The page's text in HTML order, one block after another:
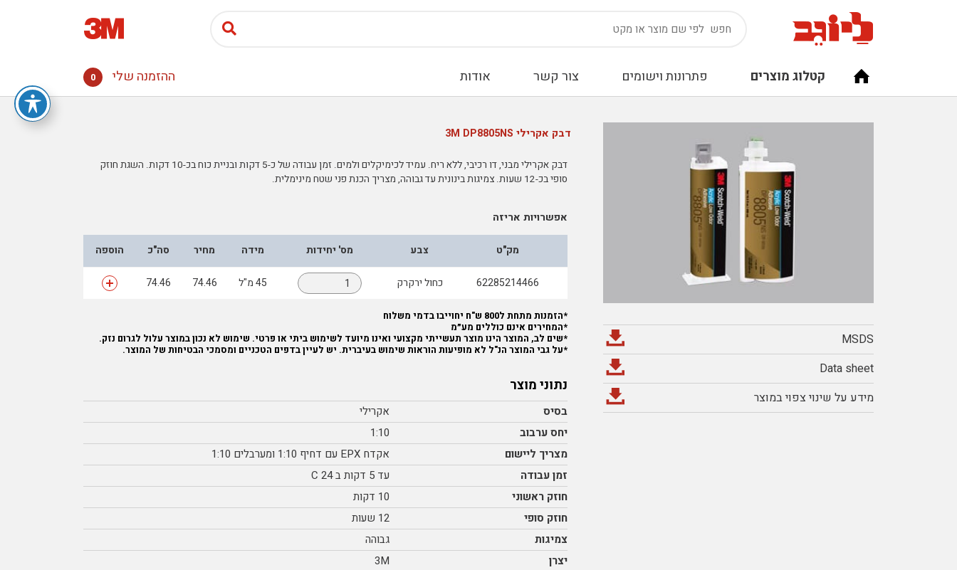
קטלוג מוצרים פתרונות וישומים צור קשר אודות ההזמנה שלי 0
דבק אקרילי 3M DP8805NS
MSDS
Data sheet
מידע על שינוי צפוי במוצר
דבק אקרילי מבני, דו רכיבי, ללא ריח. עמיד לכימיקלים ולמים. זמן עבודה של כ-5 דקות ובניית כוח בכ-10 דקות. השגת חוזק
סופי בכ-12 שעות. צמיגות בינונית עד גבוהה, מצריך הכנת פני שטח מינימלית.
אפשרויות אריזה
מק"ט צבע מס' יחידות מידה מחיר סה"כ הוספה
62285214466 כחול ירקרק 45 מ"ל 74.46
74.46
*הזמנות מתחת ל800 ש"ח יחוייבו בדמי משלוח
*המחירים אינם כוללים מע״מ
*שים לב, המוצר הינו מוצר תעשייתי מקצועי ואינו מיועד לשימוש ביתי או פרטי. שימוש לא נכון במוצר עלול לגרום נזק.
*על גבי המוצר הנ"ל לא מופיעות הוראות שימוש בעיברית. יש לעיין בדפים הטכניים ומסמכי הבטיחות של המוצר.
נתוני מוצר
בסיס
אקרילי
יחס ערבוב
1:10
מצריך ליישום
אקדח EPX עם דחיף 1:10 ומערבלים 1:10
זמן עבודה
עד 5 דקות ב 24 C
חוזק ראשוני
10 דקות
חוזק סופי
12 שעות
צמיגות
גבוהה
יצרן
3M